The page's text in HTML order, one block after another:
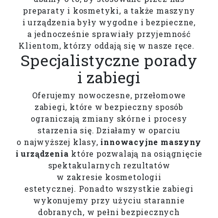
preparaty i kosmetyki, a także maszyny
i urządzenia były wygodne i bezpieczne,
a jednocześnie sprawiały przyjemność
Klientom, którzy oddają się w nasze ręce.
Specjalistyczne porady
i zabiegi
Oferujemy nowoczesne, przełomowe
zabiegi, które w bezpieczny sposób
ograniczają zmiany skórne i procesy
starzenia się. Działamy w oparciu
o najwyższej klasy, innowacyjne maszyny
i urządzenia które pozwalają na osiągnięcie
spektakularnych rezultatów
w zakresie kosmetologii
estetycznej. Ponadto wszystkie zabiegi
wykonujemy przy użyciu starannie
dobranych, w pełni bezpiecznych